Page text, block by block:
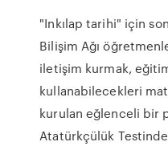
"Inkılap tarihi" için
Bilişim Ağı
iletişim kurmak,
kullanabilecekleri
kurulan eğlenceli bir
Atatürkçülük